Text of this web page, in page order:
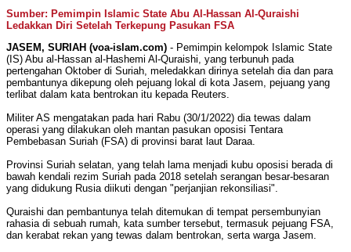
Sumber: Pemimpin Islamic State Abu Al-Hassan Al-Quraishi
Ledakkan Diri Setelah Terkepung Pasukan FSA
JASEM, SURIAH (voa-islam.com) - Pemimpin kelompok Islamic State
(IS) Abu al-Hassan al-Hashemi Al-Quraishi, yang terbunuh pada
pertengahan Oktober di Suriah, meledakkan dirinya setelah dia dan para
pembantunya dikepung oleh pejuang lokal di kota Jasem, pejuang yang
terlibat dalam kata bentrokan itu kepada Reuters.
Militer AS mengatakan pada hari Rabu (30/1/2022) dia tewas dalam
operasi yang dilakukan oleh mantan pasukan oposisi Tentara
Pembebasan Suriah (FSA) di provinsi barat laut Daraa.
Provinsi Suriah selatan, yang telah lama menjadi kubu oposisi berada di
bawah kendali rezim Suriah pada 2018 setelah serangan besar-besaran
yang didukung Rusia diikuti dengan "perjanjian rekonsiliasi".
Quraishi dan pembantunya telah ditemukan di tempat persembunyian
rahasia di sebuah rumah, kata sumber tersebut, termasuk pejuang FSA,
dan kerabat rekan yang tewas dalam bentrokan, serta warga Jasem.